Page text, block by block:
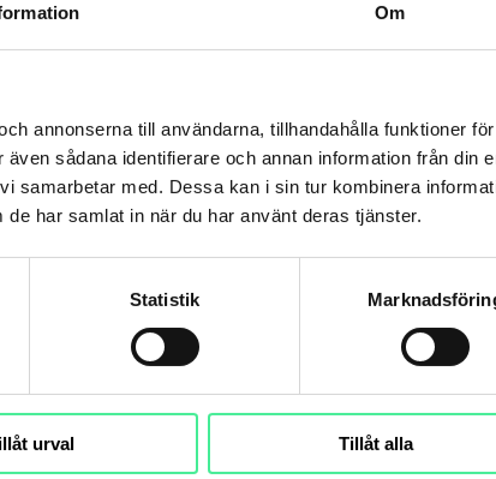
Om
annonserna till användarna, tillhandahålla funktioner för
sådana identifierare och annan information från din
samarbetar med. Dessa kan i sin tur kombinera
har samlat in när du har använt deras tjänster.
Statistik
urval Tillåt alla
RECO